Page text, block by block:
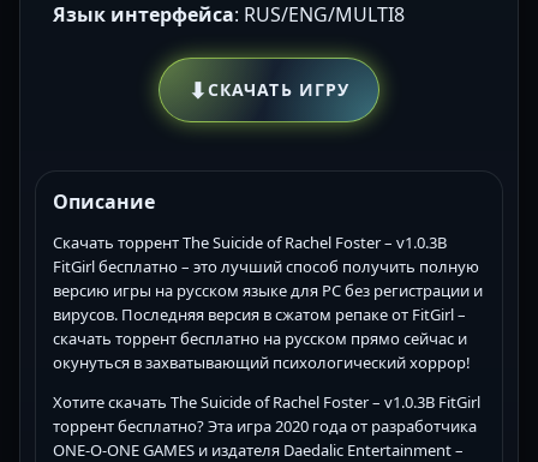
Язык интерфейса: RUS/ENG/MULTI8
⬇СКАЧАТЬ ИГРУ
Описание
Скачать торрент The Suicide of Rachel Foster – v1.0.3B
FitGirl бесплатно – это лучший способ получить полную
версию игры на русском языке для PC без регистрации и
вирусов. Последняя версия в сжатом репаке от FitGirl –
скачать торрент бесплатно на русском прямо сейчас и
окунуться в захватывающий психологический хоррор!
Хотите скачать The Suicide of Rachel Foster – v1.0.3B FitGirl
торрент бесплатно? Эта игра 2020 года от разработчика
ONE-O-ONE GAMES и издателя Daedalic Entertainment –